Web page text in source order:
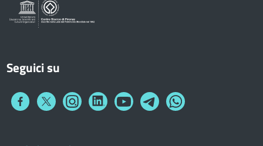
Seguici su
Collegamento
Collegamento
a
Collegamento
a
Collegamento
a
Collegamento
a
Collegamento
a
Collegamento
a
Footer